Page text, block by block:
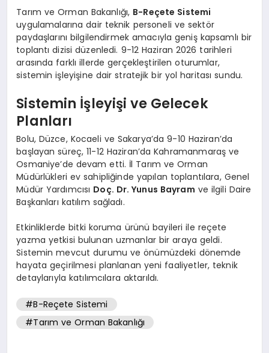
Tarım ve Orman Bakanlığı, B-Reçete Sistemi
uygulamalarına dair teknik personeli ve sektör
paydaşlarını bilgilendirmek amacıyla geniş kapsamlı bir
toplantı dizisi düzenledi. 9-12 Haziran 2026 tarihleri
arasında farklı illerde gerçekleştirilen oturumlar,
sistemin işleyişine dair stratejik bir yol haritası sundu.
Sistemin İşleyişi ve Gelecek
Planları
Bolu, Düzce, Kocaeli ve Sakarya’da 9-10 Haziran’da
başlayan süreç, 11-12 Haziran’da Kahramanmaraş ve
Osmaniye’de devam etti. İl Tarım ve Orman
Müdürlükleri ev sahipliğinde yapılan toplantılara, Genel
Müdür Yardımcısı Doç. Dr. Yunus Bayram ve ilgili Daire
Başkanları katılım sağladı.
Etkinliklerde bitki koruma ürünü bayileri ile reçete
yazma yetkisi bulunan uzmanlar bir araya geldi.
Sistemin mevcut durumu ve önümüzdeki dönemde
hayata geçirilmesi planlanan yeni faaliyetler, teknik
detaylarıyla katılımcılara aktarıldı.
#B-Reçete Sistemi
#Tarım ve Orman Bakanlığı